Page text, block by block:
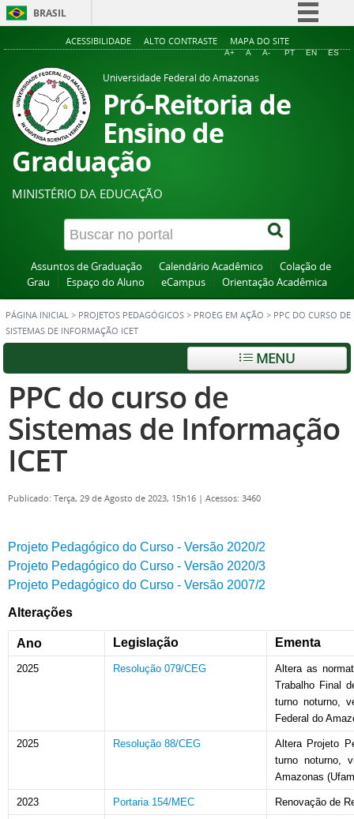
BRASIL
Simplifique!
Acesso à informação
ACESSIBILIDADE ALTO CONTRASTE MAPA DO SITE
A+ A A- PT EN ES
Universidade Federal do Amazonas
Pró-Reitoria de
Ensino de
Graduação
MINISTÉRIO DA EDUCAÇÃO
Assuntos de Graduação Calendário Acadêmico
Colação de
Grau
Espaço do Aluno eCampus Orientação Acadêmica
PÁGINA INICIAL > PROJETOS PEDAGÓGICOS > PROEG EM AÇÃO > PPC DO CURSO DE
SISTEMAS DE INFORMAÇÃO ICET
MENU
PPC do curso de
Sistemas de Informação
ICET
Publicado: Terça, 29 de Agosto de 2023, 15h16 | Acessos: 3460
Projeto Pedagógico do Curso - Versão 2020/2
Projeto Pedagógico do Curso - Versão 2020/3
Projeto Pedagógico do Curso - Versão 2007/2
Alterações
Ano Legislação Ementa
2025 Resolução 079/CEG
Altera as
Trabalho Final
turno noturno,
Federal do
2025 Resolução 88/CEG
Altera Projeto
turno noturno,
Amazonas
2023 Portaria 154/MEC Renovação de